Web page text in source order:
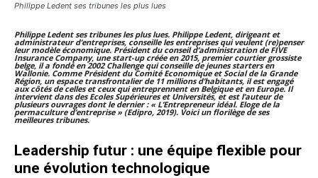
Philippe Ledent ses tribunes les plus lues
Philippe Ledent ses tribunes les plus lues. Philippe Ledent, dirigeant et
administrateur d’entreprises, conseille les entreprises qui veulent (re)penser
leur modèle économique. Président du conseil d’administration de FIVE
Insurance Company, une start-up créée en 2015, premier courtier grossiste
belge, il a fondé en 2002 Challenge qui conseille de jeunes starters en
Wallonie. Comme Président du Comité Economique et Social de la Grande
Région, un espace transfrontalier de 11 millions d’habitants, il est engagé
aux côtés de celles et ceux qui entreprennent en Belgique et en Europe. Il
intervient dans des Ecoles Supérieures et Universités, et est l’auteur de
plusieurs ouvrages dont le dernier : « L’Entrepreneur idéal. Eloge de la
permaculture d’entreprise » (Edipro, 2019). Voici un florilège de ses
meilleures tribunes.
Leadership futur : une équipe flexible pour
une évolution technologique